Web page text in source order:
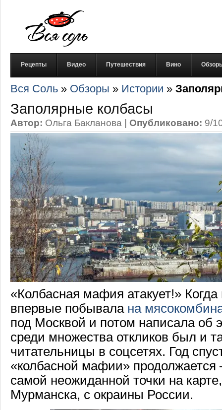
Рецепты Видео Путешествия Вино
Вся Соль » Обзоры » Истории »
Заполярные колбасы
Автор: Ольга Бакланова | Опубликовано: 9/
«Колбасная мафия атакует!» Когда
впервые побывала на
под Москвой и потом написала об
среди множества откликов был и
читательницы в соцсетях. Год
«колбасной мафии» продолжается
самой неожиданной точки на
Мурманска, с окраины России.